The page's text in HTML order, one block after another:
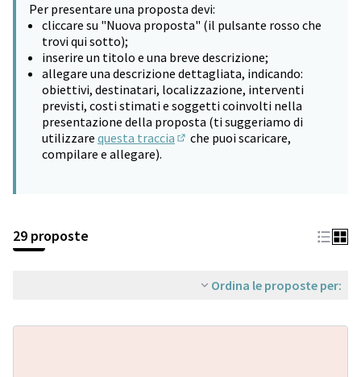
Per presentare una proposta devi:
cliccare su "Nuova proposta" (il pulsante rosso che
trovi qui sotto);
inserire un titolo e una breve descrizione;
allegare una descrizione dettagliata, indicando:
obiettivi, destinatari, localizzazione, interventi
previsti, costi stimati e soggetti coinvolti nella
presentazione della proposta (ti suggeriamo di
utilizzare questa traccia
(Si apre in una nuova scheda)
che puoi scaricare,
compilare e allegare).
29 proposte
Ordina le proposte per: